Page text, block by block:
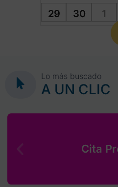
29 30 1
Lo más buscado
A UN CLIC
Cita